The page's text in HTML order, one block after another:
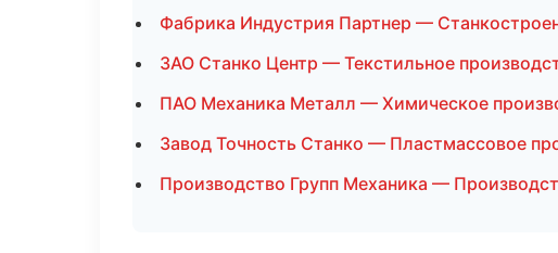
Фабрика Индустрия Партнер —
ЗАО Станко Центр — Текстильное
ПАО Механика Металл — Химическое
Завод Точность Станко — Пластмассовое
Производство Групп Механика —